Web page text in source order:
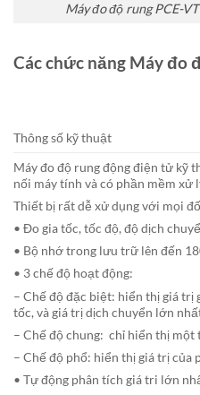
Máy đo độ rung PCE-
Các chức năng Máy đo
Thông số kỹ thuật
Máy đo độ rung động điện tử kỹ
nối máy tính và có phần mềm xử
Thiết bị rất dễ xử dụng với mọi
• Đo gia tốc, tốc độ, độ dịch
• Bộ nhớ trong lưu trữ lên đến
• 3 chế độ hoạt động:
– Chế độ đặc biệt: hiển thị giá trị
tốc, và giá trị dịch chuyển lớn
– Chế độ chung: chỉ hiển thị
– Chế độ phổ: hiển thị giá trị của
• Tự động phân tích giá tri lớn